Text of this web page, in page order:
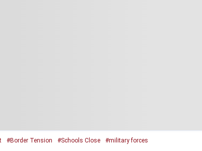
#Border Tension #Schools Close #military forces